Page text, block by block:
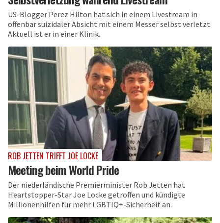
US-Blogger Perez Hilton hat sich in einem Livestream in
offenbar suizidaler Absicht mit einem Messer selbst verletzt.
Aktuell ist er in einer Klinik.
ROB JETTEN TRIFFT JOE LOCKE
Meeting beim World Pride
Der niederländische Premierminister Rob Jetten hat
Heartstopper-Star Joe Locke getroffen und kündigte
Millionenhilfen für mehr LGBTIQ+-Sicherheit an.